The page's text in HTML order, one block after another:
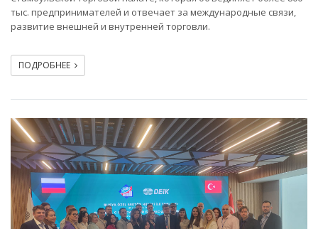
тыс. предпринимателей и отвечает за международные связи,
развитие внешней и внутренней торговли.
ПОДРОБНЕЕ